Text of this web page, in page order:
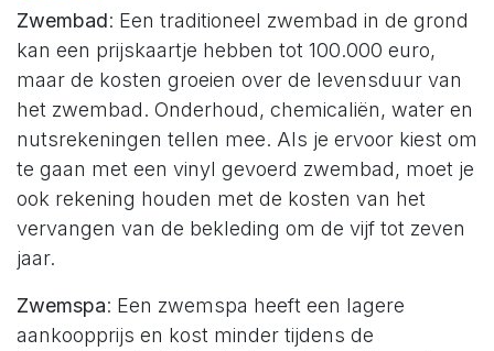
Zwembad: Een traditioneel zwembad in de grond
kan een prijskaartje hebben tot 100.000 euro,
maar de kosten groeien over de levensduur van
het zwembad. Onderhoud, chemicaliën, water en
nutsrekeningen tellen mee. Als je ervoor kiest om
te gaan met een vinyl gevoerd zwembad, moet je
ook rekening houden met de kosten van het
vervangen van de bekleding om de vijf tot zeven
jaar.
Zwemspa: Een zwemspa heeft een lagere
aankoopprijs en kost minder tijdens de